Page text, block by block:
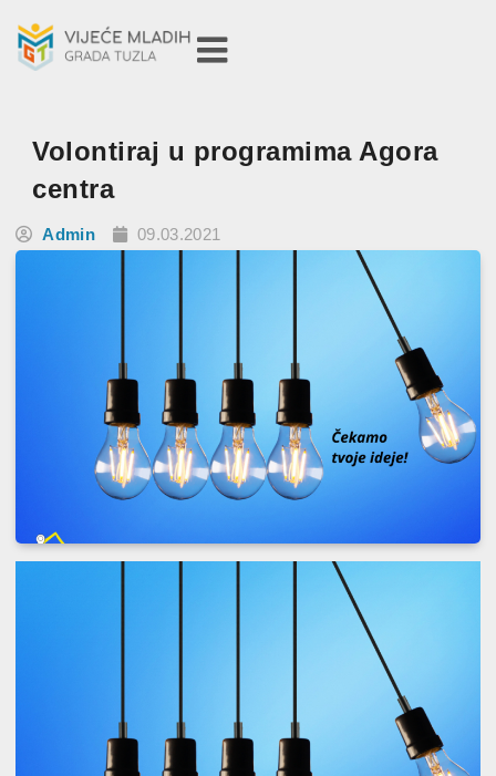
Volontiraj u programima Agora
centra
Admin 09.03.2021